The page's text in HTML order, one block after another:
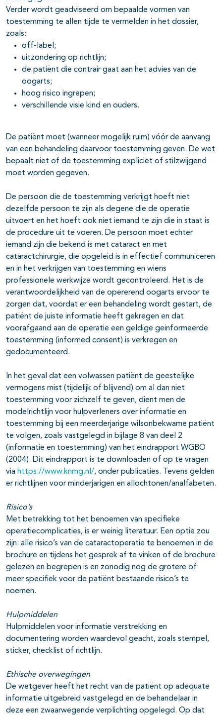
Verder wordt geadviseerd om bepaalde vormen van
toestemming te allen tijde te vermelden in het dossier,
zoals:
off-label;
uitzondering op richtlijn;
de patiënt die contrair gaat aan het advies van de
oogarts;
hoog risico ingrepen;
verschillende visie kind en ouders.
De patiënt moet (wanneer mogelijk ruim) vóór de aanvang
van een behandeling daarvoor toestemming geven. De wet
bepaalt niet of de toestemming expliciet of stilzwijgend
moet worden gegeven.
De persoon die de toestemming verkrijgt hoeft niet
dezelfde persoon te zijn als degene die de operatie
uitvoert en het hoeft ook niet iemand te zijn die in staat is
de procedure uit te voeren. De persoon moet echter
iemand zijn die bekend is met cataract en met
cataractchirurgie, die opgeleid is in effectief communiceren
en in het verkrijgen van toestemming en wiens
professionele werkwijze wordt gecontroleerd. Het is de
verantwoordelijkheid van de opererend oogarts ervoor te
zorgen dat, voordat er een behandeling wordt gestart, de
patiënt de juiste informatie heeft gekregen en dat
voorafgaand aan de operatie een geldige geinformeerde
toestemming (informed consent) is verkregen en
gedocumenteerd.
In het geval dat een volwassen patiënt de geestelijke
vermogens mist (tijdelijk of blijvend) om al dan niet
toestemming voor zichzelf te geven, dient men de
modelrichtlijn voor hulpverleners over informatie en
toestemming bij een meerderjarige wilsonbekwame patiënt
te volgen, zoals vastgelegd in bijlage 8 van deel 2
(informatie en toestemming) van het eindrapport WGBO
(2004). Dit eindrapport is te downloaden of op te vragen
via https://www.knmg.nl/, onder publicaties. Tevens gelden
er richtlijnen voor minderjarigen en allochtonen/analfabeten.
Risico’s
Met betrekking tot het benoemen van specifieke
operatiecomplicaties, is er weinig literatuur. Een optie zou
zijn: alle risico’s van de cataractoperatie te benoemen in de
brochure en tijdens het gesprek af te vinken of de brochure
gelezen en begrepen is en zonodig nog de grotere of
meer specifiek voor de patiënt bestaande risico’s te
noemen.
Hulpmiddelen
Hulpmiddelen voor informatie verstrekking en
documentering worden waardevol geacht, zoals stempel,
sticker, checklist of richtlijn.
Ethische overwegingen
De wetgever heeft het recht van de patiënt op adequate
informatie uitgebreid vastgelegd en de behandelaar in
deze een zwaarwegende verplichting opgelegd. Op dat